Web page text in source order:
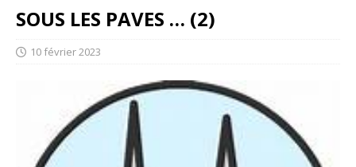
SOUS LES PAVES … (2)
10 février 2023